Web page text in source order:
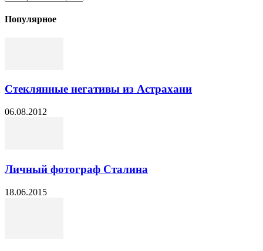
Популярное
Стеклянные негативы из Астрахани
06.08.2012
Личный фотограф Сталина
18.06.2015